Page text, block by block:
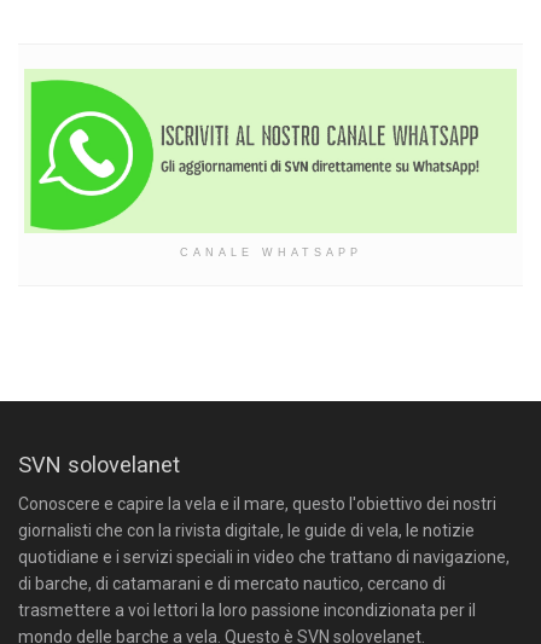
CANALE WHATSAPP
SVN solovelanet
Conoscere e capire la vela e il mare, questo l'obiettivo dei nostri
giornalisti che con la rivista digitale, le guide di vela, le notizie
quotidiane e i servizi speciali in video che trattano di navigazione,
di barche, di catamarani e di mercato nautico, cercano di
trasmettere a voi lettori la loro passione incondizionata per il
mondo delle barche a vela. Questo è SVN solovelanet.